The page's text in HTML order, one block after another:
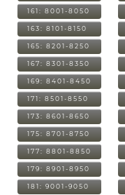
161: 8001-8050
163: 8101-8150
165: 8201-8250
167: 8301-8350
169: 8401-8450
171: 8501-8550
173: 8601-8650
175: 8701-8750
177: 8801-8850
179: 8901-8950
181: 9001-9050